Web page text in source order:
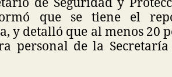
que se tiene el
y detalló que al menos 20
personal de la